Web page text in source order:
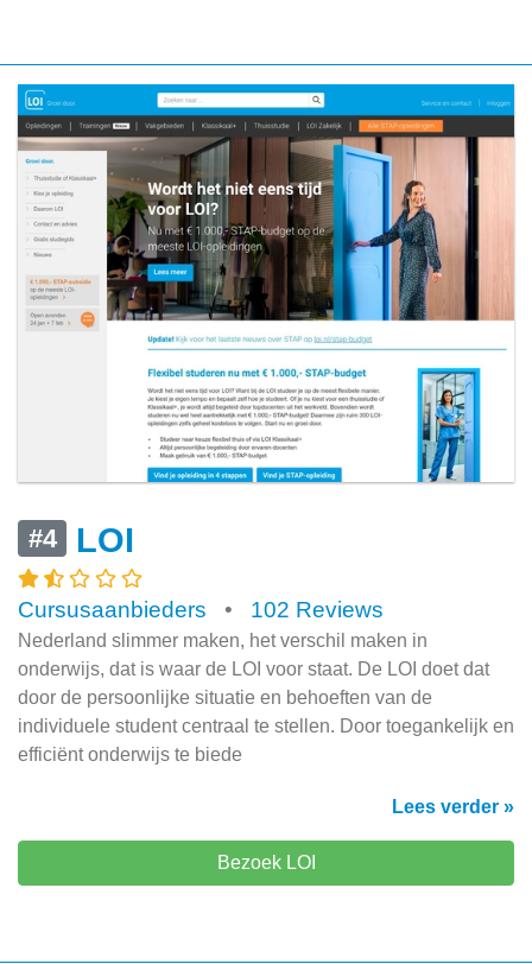
#4 LOI
Cursusaanbieders • 102 Reviews
Nederland slimmer maken, het verschil maken in
onderwijs, dat is waar de LOI voor staat. De LOI doet dat
door de persoonlijke situatie en behoeften van de
individuele student centraal te stellen. Door toegankelijk en
efficiënt onderwijs te biede
Lees verder »
Bezoek LOI